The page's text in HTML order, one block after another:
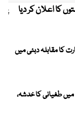
کا اعلان کر دیا
اور بھارت کا مقابلہ دبئی میں
میں طغیانی کا خدشہ،